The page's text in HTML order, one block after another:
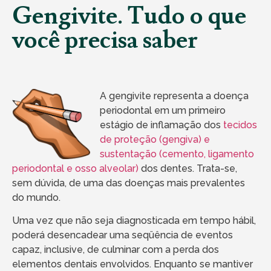
Gengivite. Tudo o que
você precisa saber
A gengivite representa a doença
periodontal em um primeiro
estágio de inflamação dos tecidos
de proteção (gengiva) e
sustentação (cemento, ligamento
periodontal e osso alveolar) dos dentes. Trata-se,
sem dúvida, de uma das doenças mais prevalentes
do mundo.
Uma vez que não seja diagnosticada em tempo hábil,
poderá desencadear uma seqüência de eventos
capaz, inclusive, de culminar com a perda dos
elementos dentais envolvidos. Enquanto se mantiver